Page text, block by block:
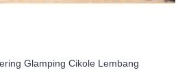
Glamping Cikole Lembang